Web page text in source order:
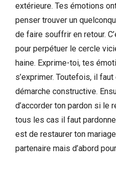
extérieure. Tes émotions
penser trouver un
de faire souffrir en retour.
pour perpétuer le cercle
haine. Exprime-toi, tes
s’exprimer. Toutefois, il
démarche constructive.
d’accorder ton pardon si le
tous les cas il faut
est de restaurer ton
partenaire mais d’abord